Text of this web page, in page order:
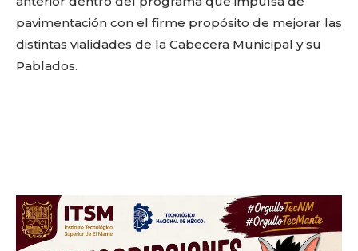
Don't miss
out!
pavimentación con el firme propósito de mejorar las
distintas vialidades de la Cabecera Municipal y su
Pablados.